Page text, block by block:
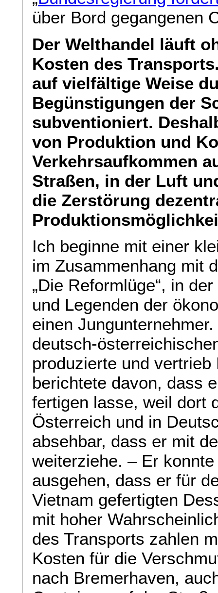
über Bord gegangenen
Der Welthandel läuft
Kosten des
auf vielfältige Weise
Begünstigungen der
subventioniert.
von Produktion und
Verkehrsaufkommen
Straßen, in der Luft
die Zerstörung
Ich beginne mit einer
im Zusammenhang mit
„Die Reformlüge“, in
und Legenden der
einen
deutsch-
produzierte und
berichtete davon, dass
fertigen lasse, weil dort
Österreich und in
absehbar, dass er mit
weiterziehe. – Er
ausgehen, dass er für
Vietnam gefertigten
mit hoher
des Transports zahlen
Kosten für die
nach Bremerhaven,